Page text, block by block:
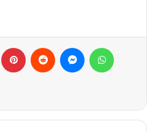
Tumblr Pinterest Reddit Messenger